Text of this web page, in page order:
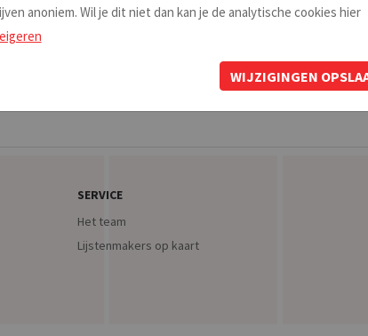
■
SERVICE
Het team
Lijstenmakers op kaart
anoniem. Wil je dit niet dan kan je de analytische cookies hier
WIJZIGINGEN